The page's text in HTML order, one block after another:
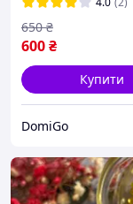
600₴
650 ₴
Купити
DomiGo